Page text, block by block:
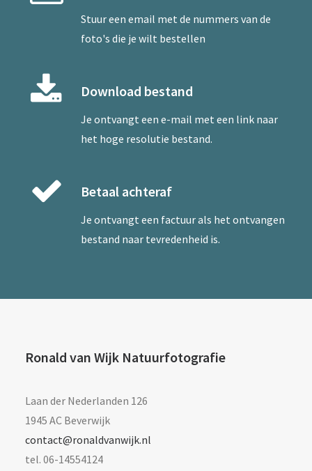
Stuur een email met de nummers van de
foto's die je wilt bestellen
Download bestand
Je ontvangt een e-mail met een link naar
het hoge resolutie bestand.
Betaal achteraf
Je ontvangt een factuur als het ontvangen
bestand naar tevredenheid is.
Ronald van Wijk Natuurfotografie
Laan der Nederlanden 126
1945 AC Beverwijk
contact@ronaldvanwijk.nl
tel. 06-14554124